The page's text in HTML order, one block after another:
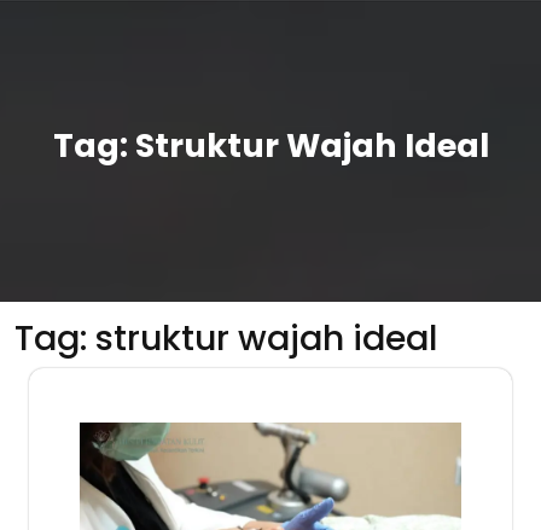
Tag: Struktur Wajah Ideal
Tag: struktur wajah ideal